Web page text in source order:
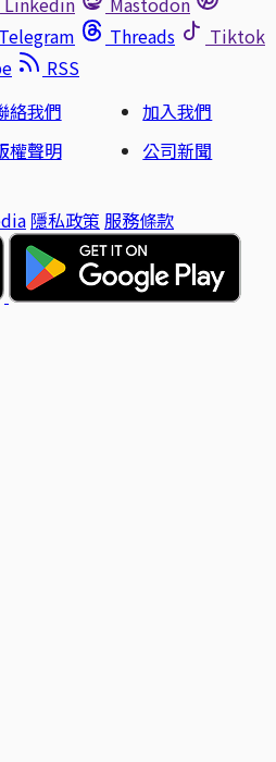
Telegram Threads
Tiktok
RSS
絡我們
加入我們
權聲明
公司新聞
隱私政策 服務條款